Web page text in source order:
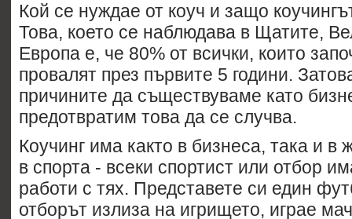
Кой се нуждае от коуч и защо
Това, което се наблюдава в Щатите,
Европа е, че 80% от всички, които
провалят през първите 5 години.
причините да съществуваме като
предотвратим това да се случва.
Коучинг има както в бизнеса, така и в
в спорта - всеки спортист или отбор
работи с тях. Представете си един
отборът излиза на игрището, играе